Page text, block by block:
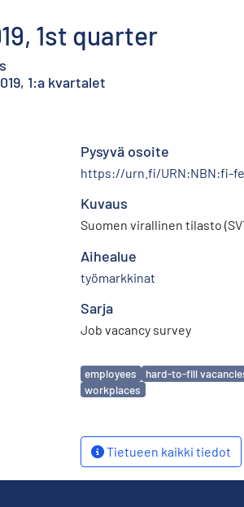
1st quarter
1:a kvartalet
Pysyvä osoite
https://urn.fi/URN:NBN:fi-
Kuvaus
Suomen virallinen tilasto
Aihealue
työmarkkinat
Sarja
Job vacancy survey
Avainsanat
employees hard-to-fill
workplaces
Tietueen kaikki tiedot